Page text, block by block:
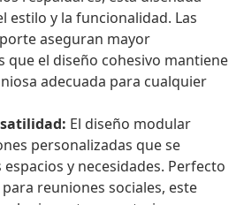
estilo y la funcionalidad. Las
aseguran mayor
que el diseño cohesivo mantiene
adecuada para cualquier
El diseño modular
personalizadas que se
y necesidades. Perfecto
reuniones sociales, este